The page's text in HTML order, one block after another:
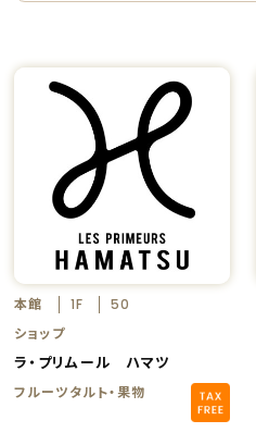
本館 1F
50
ショップ
ラ・プリムール ハマツ
フルーツタルト・果物